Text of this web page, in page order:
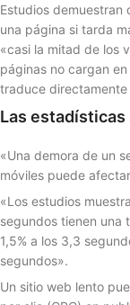
Estudios demuestran
una página si tarda
«casi la mitad de los
páginas no cargan
traduce
Las
«Una demora de un
móviles puede
«Los estudios
segundos tienen una
1,5% a los 3,3
segundos».
Un sitio web lento